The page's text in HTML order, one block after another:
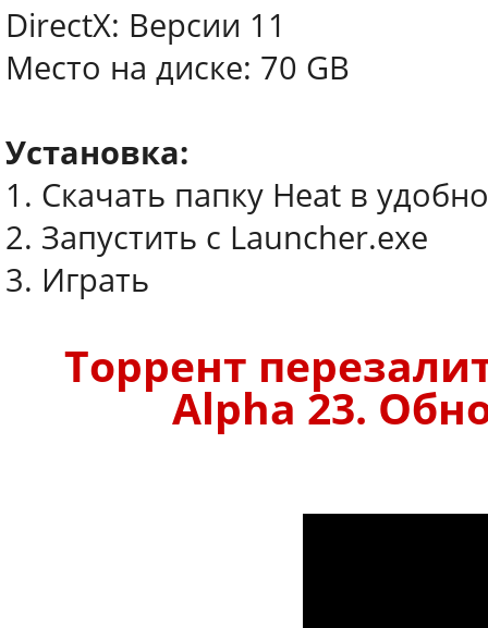
DirectX: Версии 11
Место на диске: 70 GB
Установка:
1. Скачать папку Heat в
2. Запустить с Launcher.exe
3. Играть
Торрент
Alpha 23.